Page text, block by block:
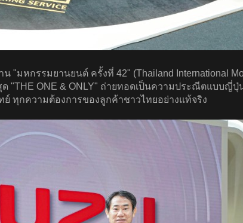
หกรรมยานยนต์ ครั้งที่ 42" (Thailand International
ONE & ONLY" ถ่ายทอดเป็นความประณีตแบบญี่ปุ่
ทุกความต้องการของลูกค้าชาวไทยอย่างแท้จริง